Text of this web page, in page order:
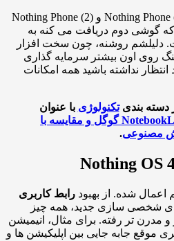
این آپدیت برای هر دو مدل Nothing Phone (1) و Nothing Phone (2)
دوم دریافت می کنه به
روشنه، چون سخت افزار
اون بیشتر سرمایه گذاری
نداشته باشید همه امکانات
بندیتکنولوژیبا عنوان
بررسی کامل ابزار NotebookLM گوگل و مقایسه با
.
شده. از بهبودرابط کاربری
سازی جدید، همه چیز
تر رفته. برای مثال، انیمیشن
جابه جایی بین اپلیکیشن ها و